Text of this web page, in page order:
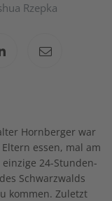
Rzepka
Hornberger war
essen, mal am
24-Stunden-
Schwarzwalds
kommen. Zuletzt